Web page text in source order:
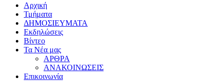
Αρχική
Τμήματα
ΔΗΜΟΣΙΕΥΜΑΤΑ
Εκδηλώσεις
Βίντεο
Τα Νέα μας
ΑΡΘΡΑ
ΑΝΑΚΟΙΝΩΣΕΙΣ
Επικοινωνία